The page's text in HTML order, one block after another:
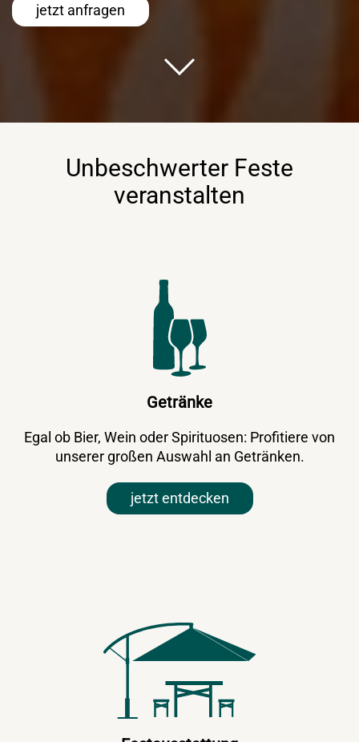
jetzt anfragen
Unbeschwerter Feste
veranstalten
Getränke
Egal ob Bier, Wein oder Spirituosen: Profitiere von
unserer großen Auswahl an Getränken.
jetzt entdecken